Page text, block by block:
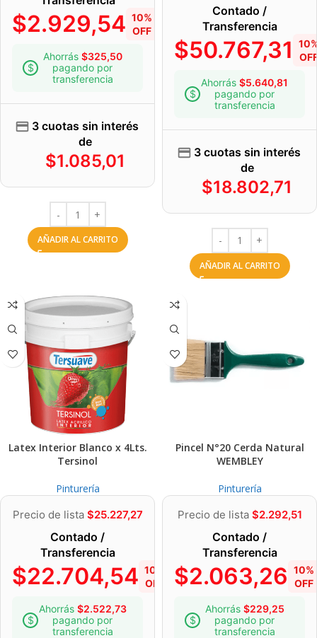
$2.929,54 10%
OFF
Ahorrás $325,50
pagando por
transferencia
3 cuotas sin interés
de
$1.085,01
AÑADIR AL CARRITO
Contado /
Transferencia
$50.767,31
Ahorrás $5.640,81
pagando por
transferencia
3 cuotas sin interés
de
$18.802,71
AÑADIR AL CARRITO
Latex Interior Blanco x 4Lts.
Tersinol
Pinturería
Precio de lista $25.227,27
Contado /
Transferencia
$22.704,54 10%
OFF
Ahorrás $2.522,73
pagando por
transferencia
Pincel N°20 Cerda Natural
WEMBLEY
Pinturería
Precio de lista $2.292,51
Contado /
Transferencia
$2.063,26 10%
OFF
Ahorrás $229,25
pagando por
transferencia